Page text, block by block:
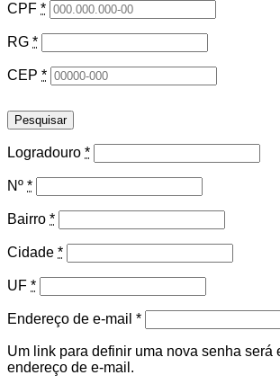
CPF *
RG *
CEP *
Pesquisar
Logradouro *
Nº *
Bairro *
Cidade *
UF *
Endereço de e-mail *Obrigatório
Um link para definir uma nova senha será
endereço de e-mail.